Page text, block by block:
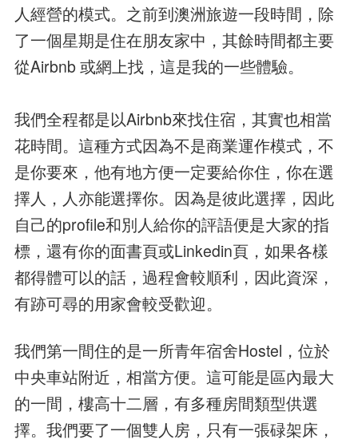
人經營的模式。之前到澳洲旅遊一段時間，除
了一個星期是住在朋友家中，其餘時間都主要
從Airbnb 或網上找，這是我的一些體驗。
我們全程都是以Airbnb來找住宿，其實也相當
花時間。這種方式因為不是商業運作模式，不
是你要來，他有地方便一定要給你住，你在選
擇人，人亦能選擇你。因為是彼此選擇，因此
自己的profile和別人給你的評語便是大家的指
標，還有你的面書頁或Linkedin頁，如果各樣
都得體可以的話，過程會較順利，因此資深，
有跡可尋的用家會較受歡迎。
我們第一間住的是一所青年宿舍Hostel，位於
中央車站附近，相當方便。這可能是區內最大
的一間，樓高十二層，有多種房間類型供選
擇。我們要了一個雙人房，只有一張碌架床，